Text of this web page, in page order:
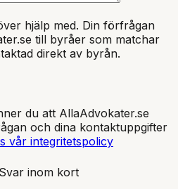
hjälp med. Din förfrågan
till byråer som matchar
direkt av byrån.
du att AllaAdvokater.se
och dina kontaktuppgifter
vår integritetspolicy
Svar inom kort